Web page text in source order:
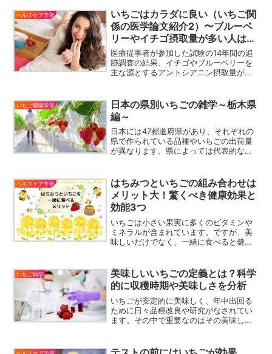
す。昔ながらの広い畑やお庭のある一軒
家も多い中、市街地にも近く...
ヘルスケア学部
いちごはカラダに良い（いちご関
係の医学論文紹介2）〜ブルーベ
リーやイチゴ摂取量が多い人は高
血圧になりにくい
医療従事者が参加した試験の14年間の追
跡調査の結果、イチゴやブルーベリーを
主な源とするアントシアニン摂取量が多
ループは最も少ないグループに比べて高
血圧リスクが8%低いと...
いちご農園学部
日本の県別いちごの雑学～栃木県
編～
日本には47都道府県があり、それぞれの
県で作られている品種やいちごの出荷量
が異なります。県によっては代表的な品
木県のいちごの品種や出荷量、雑学に関
して紹介します。知るだけ...
ヘルスケア学部
はちみつといちごの組み合わせは
メリット大！驚くべき健康効果と
効能3つ
いちごは小さい果実に多くのビタミンや
ミネラルが含まれています。ですが、美
味しいだけでなく、一緒に食べると健康
いちごは一緒に食べると健康効果が良い
のか？どういったときにお...
いちご雑学
美味しいいちごの定義とは？科学
的に収穫時期や美味しさを分析
いちごが安定的に美味しく、年中出回る
ために日々品種改良や研究がなされてい
ます。その中で重要なのはその美味しさ
味しいいちごの評価に関する論文を紹介